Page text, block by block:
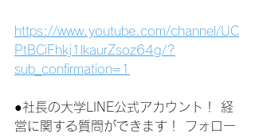
https://www.youtube.com/channel/UC
PtBCiFhkj1lkaurZsoz64g/?
sub_confirmation=1
●社長の大学LINE公式アカウント！ 経
営に関する質問ができます！ フォロー